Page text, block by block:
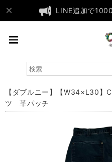
LINE追加で
【ダブルニー】【W34×L30】
ツ 革パッチ